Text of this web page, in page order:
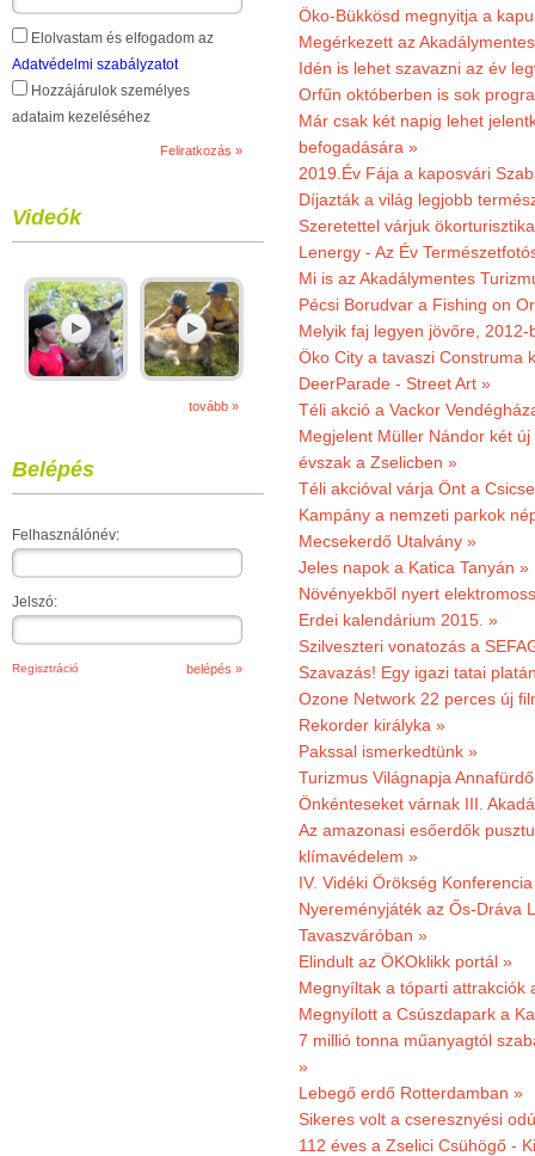
Elolvastam és elfogadom az
Adatvédelmi szabályzatot
Hozzájárulok személyes
adataim kezeléséhez
Videók
tovább »
Belépés
Felhasználónév:
Jelszó:
Regisztráció
Öko-Bükkösd megnyitja a
Megérkezett az
Idén is lehet szavazni az év
Orfűn októberben is sok
Már csak két napig lehet
befogadására »
2019.Év Fája a kaposvári
Díjazták a világ legjobb
Szeretettel várjuk
Lenergy - Az Év
Mi is az Akadálymentes
Pécsi Borudvar a Fishing on
Melyik faj legyen jövőre,
Öko City a tavaszi Construma
DeerParade - Street Art »
Téli akció a Vackor
Megjelent Müller Nándor két
évszak a Zselicben »
Téli akcióval várja Önt a
Kampány a nemzeti parkok
Mecsekerdő Utalvány »
Jeles napok a Katica Tanyán »
Növényekből nyert
Erdei kalendárium 2015. »
Szilveszteri vonatozás a
Szavazás! Egy igazi tatai
Ozone Network 22 perces új
Rekorder királyka »
Pakssal ismerkedtünk »
Turizmus Világnapja
Önkénteseket várnak III.
Az amazonasi esőerdők
klímavédelem »
IV. Vidéki Örökség
Nyereményjáték az Ős-Dráva
Tavaszváróban »
Elindult az ÖKOklikk portál »
Megnyíltak a tóparti attrakciók
Megnyílott a Csúszdapark a
7 millió tonna műanyagtól
»
Lebegő erdő Rotterdamban »
Sikeres volt a cseresznyési
112 éves a Zselici Csühögő -